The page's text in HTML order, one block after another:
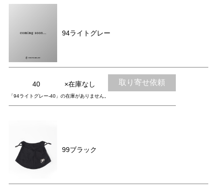
94ライトグレー
40 ×在庫なし 取り寄せ依頼
「94ライトグレー-40」の在庫がありません。
99ブラック